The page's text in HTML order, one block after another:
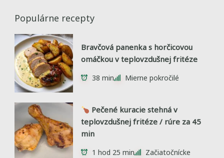
Populárne recepty
Bravčová panenka s horčicovou
omáčkou v teplovzdušnej fritéze
38 min Mierne pokročilé
Pečené kuracie stehná v
teplovzdušnej fritéze / rúre za 45
min
1 hod 25 min Začiatočnícke